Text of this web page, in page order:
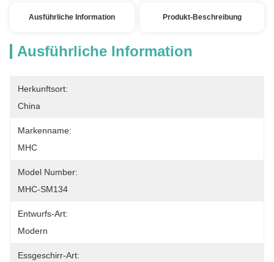
Ausführliche Information Produkt-Beschreibung
Ausführliche Information
Herkunftsort:
China
Markenname:
MHC
Model Number:
MHC-SM134
Entwurfs-Art:
Modern
Essgeschirr-Art: